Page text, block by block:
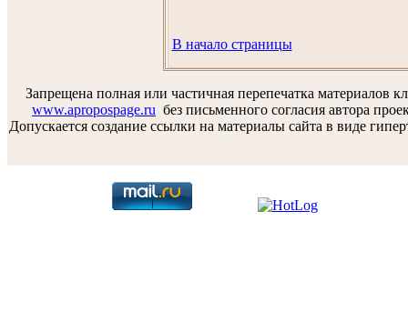
В начало страницы
Запрещена полная или частичная перепечатка материалов
www.apropospage.ru без письменного согласия автора
Допускается создание ссылки на материалы сайта в виде